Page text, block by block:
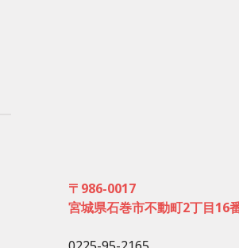
〒986-0017
宮城県石巻市不動町2丁目16